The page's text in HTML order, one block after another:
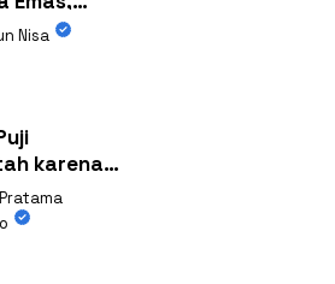
Febrie!
Nisa
karena
Mudah